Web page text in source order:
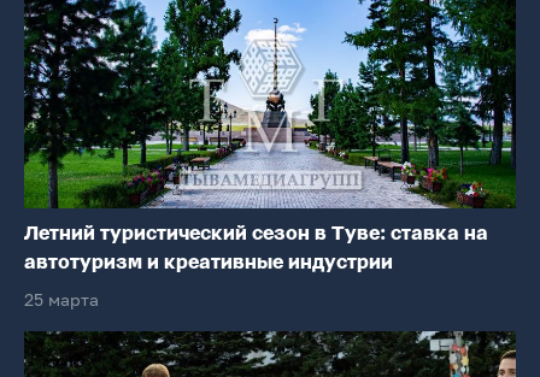
Летний туристический сезон в Туве: ставка на
автотуризм и креативные индустрии
25 марта